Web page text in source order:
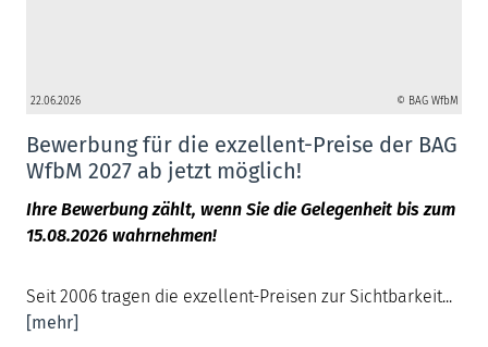
22.06.2026 © BAG WfbM
Bewerbung für die exzellent-Preise der BAG
WfbM 2027 ab jetzt möglich!
Ihre Bewerbung zählt, wenn Sie die Gelegenheit bis zum
15.08.2026 wahrnehmen!
Seit 2006 tragen die exzellent-Preisen zur Sichtbarkeit...
[mehr]